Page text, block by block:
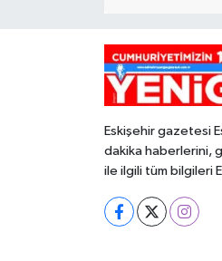
Eskişehir gazetesi
dakika haberlerini,
ile ilgili tüm bilgileri